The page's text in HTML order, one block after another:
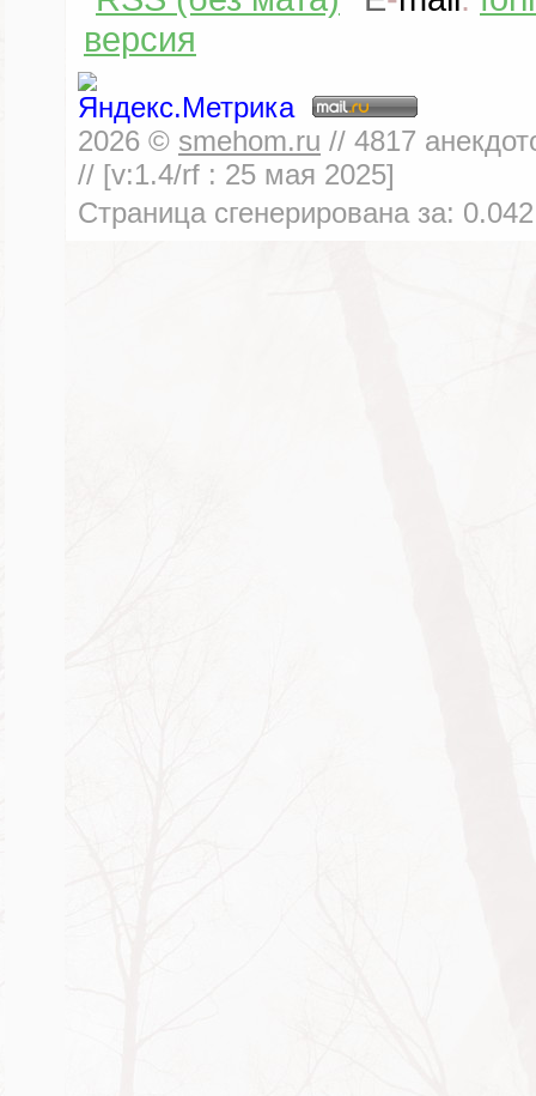
версия
2026 © smehom.ru // 4817
// [v:1.4/rf : 25 мая 2025]
Страница сгенерирована за: 0.042